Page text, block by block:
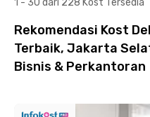
1 - 30 dari 228 Kost Tersedia
Rekomendasi Kost
Terbaik, Jakarta
Bisnis & Perkantoran